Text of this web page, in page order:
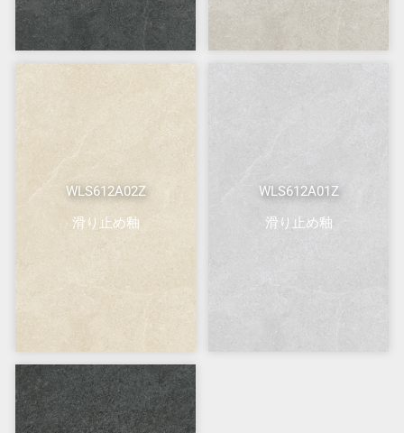
WLS612A02Z
滑り止め釉
WLS612A01Z
滑り止め釉